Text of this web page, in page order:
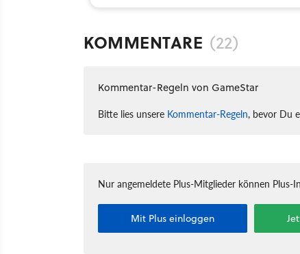
KOMMENTARE (22)
Kommentar-Regeln von GameStar
Bitte lies unsere Kommentar-Regeln, bevor Du
Nur angemeldete Plus-Mitglieder können
Mit Plus einloggen